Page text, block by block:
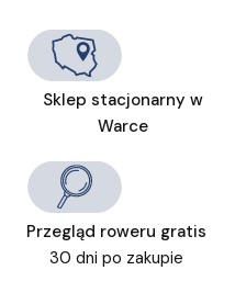
Sklep stacjonarny w
Warce
Przegląd roweru gratis
30 dni po zakupie